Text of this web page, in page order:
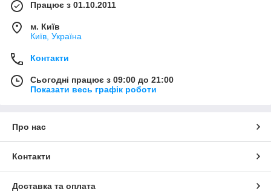
Працює з 01.10.2011
м. Київ
Київ, Україна
Контакти
Сьогодні працює з 09:00 до 21:00
Показати весь графік роботи
Про нас
Контакти
Доставка та оплата